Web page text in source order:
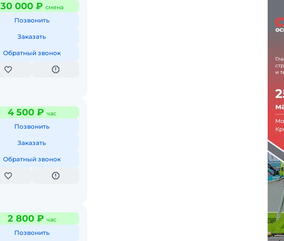
30 000 ₽ смена
Позвонить
Заказать
Обратный звонок
4 500 ₽ час
Позвонить
Заказать
Обратный звонок
2 800 ₽ час
Позвонить